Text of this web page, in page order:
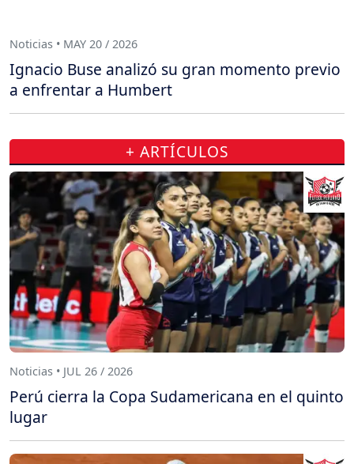
Noticias • MAY 20 / 2026
Ignacio Buse analizó su gran momento previo
a enfrentar a Humbert
+ ARTÍCULOS
Noticias • JUL 26 / 2026
Perú cierra la Copa Sudamericana en el quinto
lugar